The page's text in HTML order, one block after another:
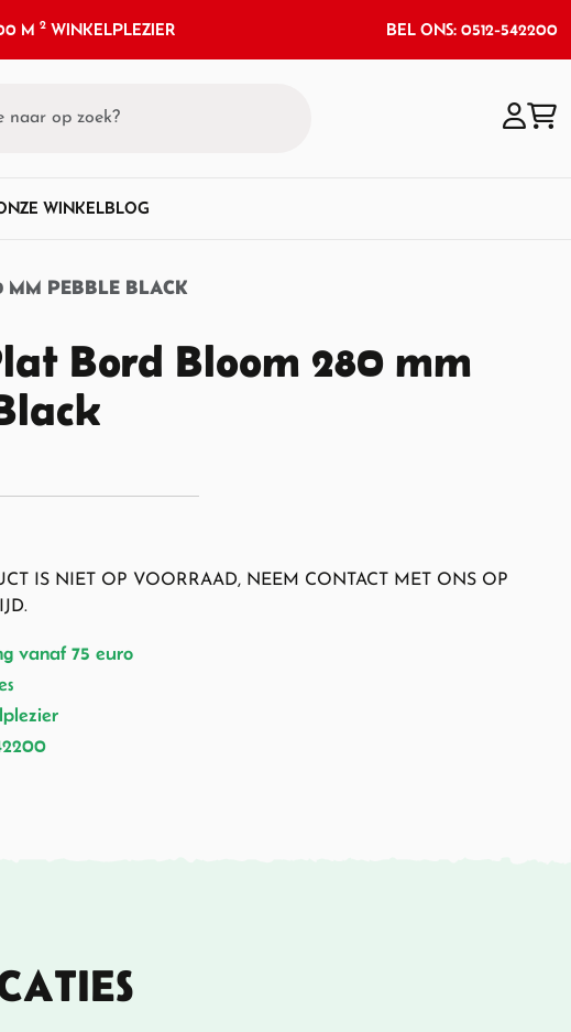
M2 WINKELPLEZIER BEL ONS: 0512-542200
WINKELBLOG
PEBBLE BLACK
Bord Bloom 280 mm
IS NIET OP VOORRAAD, NEEM CONTACT MET ONS OP
vanaf 75 euro